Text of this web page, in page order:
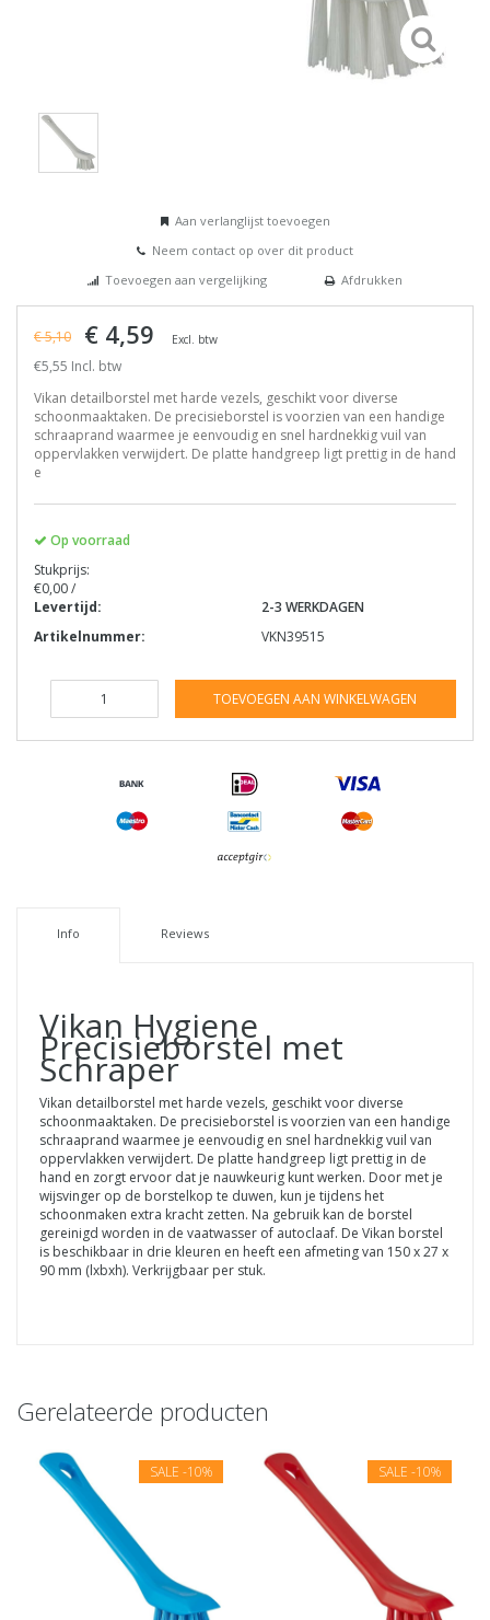
Aan verlanglijst toevoegen
Neem contact op over dit product
Toevoegen aan vergelijking
Afdrukken
€ 5,10 € 4,59 Excl. btw
€5,55 Incl. btw
Vikan detailborstel met harde vezels, geschikt voor diverse
schoonmaaktaken. De precisieborstel is voorzien van een handige
schraaprand waarmee je eenvoudig en snel hardnekkig vuil van
oppervlakken verwijdert. De platte handgreep ligt prettig in de hand
e
Op voorraad
Stukprijs:
€0,00 /
Levertijd:
2-3 WERKDAGEN
Artikelnummer:
VKN39515
TOEVOEGEN AAN WINKELWAGEN
Info Reviews
Vikan Hygiene
Precisieborstel met
Schraper
Vikan detailborstel met harde vezels, geschikt voor diverse
schoonmaaktaken. De precisieborstel is voorzien van een handige
schraaprand waarmee je eenvoudig en snel hardnekkig vuil van
oppervlakken verwijdert. De platte handgreep ligt prettig in de
hand en zorgt ervoor dat je nauwkeurig kunt werken. Door met je
wijsvinger op de borstelkop te duwen, kun je tijdens het
schoonmaken extra kracht zetten. Na gebruik kan de borstel
gereinigd worden in de vaatwasser of autoclaaf. De Vikan borstel
is beschikbaar in drie kleuren en heeft een afmeting van 150 x 27 x
90 mm (lxbxh). Verkrijgbaar per stuk.
Gerelateerde producten
SALE -10% SALE -10%